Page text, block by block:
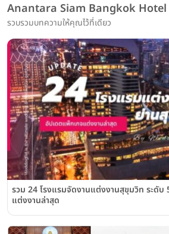
Anantara Siam Bangkok Hotel
รวบรวมบทความให้คุณไว้ที่เดียว
รวม 24 โรงแรมจัดงานแต่งงานสุขุมวิท ระดับ
แต่งงานล่าสุด